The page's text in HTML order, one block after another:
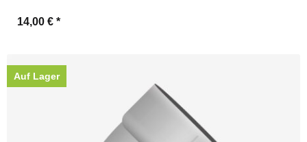
14,00 € *
Auf Lager